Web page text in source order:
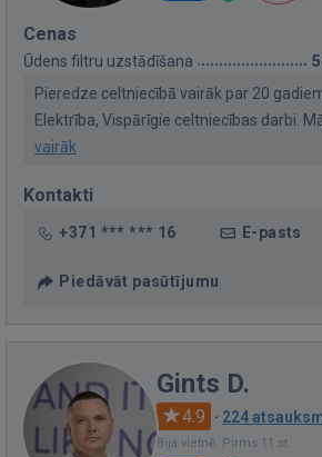
Cenas
Ūdens filtru uzstādīšana
Pieredze celtniecībā vairāk par 20
Elektrība, Vispārīgie celtniecības darbi.
vairāk
Kontakti
+371 *** *** 16 E-pasts
Piedāvāt pasūtījumu
Gints D.
4.9 · 224
Bija vietnē: Pirms 11 st.